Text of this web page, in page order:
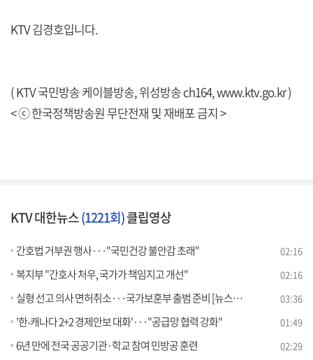
KTV 김경호입니다.
( KTV 국민방송 케이블방송, 위성방송 ch164,www.ktv.go.kr)
< ⓒ 한국정책방송원 무단전재 및 재배포 금지 >
KTV 대한뉴스(1221회)클립영상
간호법 거부권 행사···"국민건강 불안감 초래" 02:16
복지부 "간호사 처우, 국가가 책임지고 개선" 02:16
실형 선고 의사 면허취소···국가보훈부 출범 준비 [뉴스의 맥] 03:36
'한-캐나다 2+2 경제안보 대화'···"공급망 협력 강화" 01:49
6년 만에 전국 공공기관·학교 참여 민방공 훈련 02:29